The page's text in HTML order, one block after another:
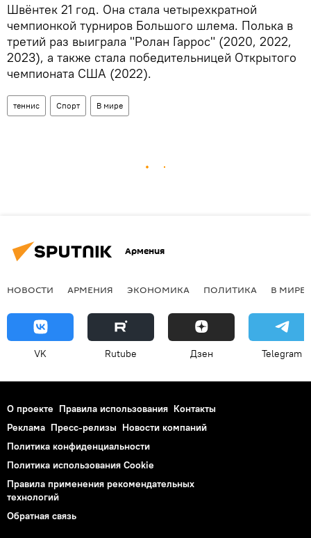
Швёнтек 21 год. Она стала четырехкратной
чемпионкой турниров Большого шлема. Полька в
третий раз выиграла "Ролан Гаррос" (2020, 2022,
2023), а также стала победительницей Открытого
чемпионата США (2022).
теннис Спорт В мире
Армения
НОВОСТИ АРМЕНИЯ ЭКОНОМИКА ПОЛИТИКА В МИРЕ
VK Rutube Дзен Telegram
О проекте Правила использования Контакты
Реклама Пресс-релизы Новости компаний
Политика конфиденциальности
Политика использования Cookie
Правила применения рекомендательных
технологий
Обратная связь